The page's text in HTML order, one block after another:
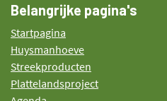
Belangrijke pagina's
Startpagina
Huysmanhoeve
Streekproducten
Plattelandsproject